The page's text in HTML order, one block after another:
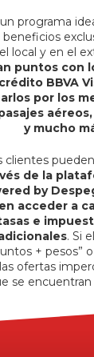
programa
local y en el
puntos con
BBVA
por los
y mucho
clientes pueden
de la
by
acceder a
e
. Si
+ pesos”
ofertas
se